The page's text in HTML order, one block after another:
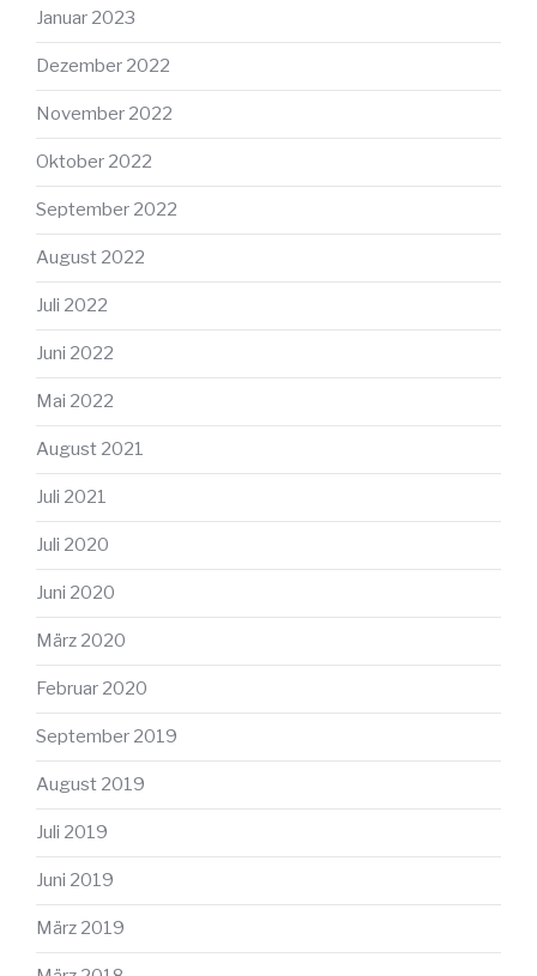
Januar 2023
Dezember 2022
November 2022
Oktober 2022
September 2022
August 2022
Juli 2022
Juni 2022
Mai 2022
August 2021
Juli 2021
Juli 2020
Juni 2020
März 2020
Februar 2020
September 2019
August 2019
Juli 2019
Juni 2019
März 2019